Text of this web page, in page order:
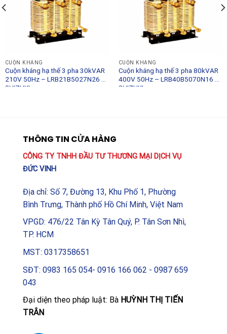
CUỘN KHÁNG
Cuộn kháng hạ thế 3 pha 30kVAR
210V 50Hz – LRB21B5027N26 –
SHIZUKI
CUỘN KHÁNG
Cuộn kháng hạ thế 3 pha 80kVAR
400V 50Hz – LRB40B5070N16 –
SHIZUKI
THÔNG TIN CỬA HÀNG
CÔNG TY TNHH ĐẦU TƯ THƯƠNG MẠI DỊCH VỤ
ĐỨC VINH
Địa chỉ: Số 7, Đường 13, Khu Phố 1, Phường
Bình Trưng, Thành phố Hồ Chí Minh, Việt Nam
VPGD: 476/22 Tân Kỳ Tân Quý, P. Tân Sơn Nhì,
TP. HCM
MST: 0317358651
SĐT: 0983 165 054- 0916 166 062 - 0987 659
043
Đại diện theo pháp luật: Bà HUỲNH THỊ TIẾN
TRÂN